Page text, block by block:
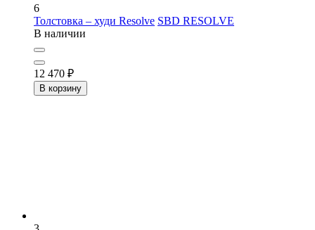
6
Толстовка – худи Resolve SBD RESOLVE
В наличии
12 470 ₽
В корзину